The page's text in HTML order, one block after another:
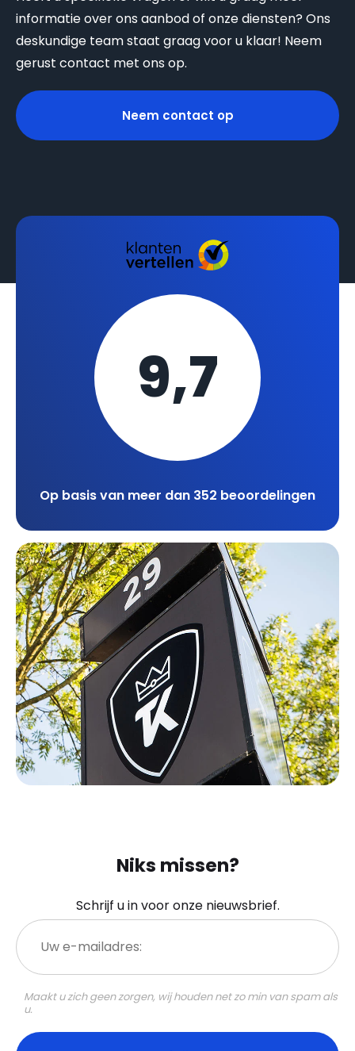
informatie over ons aanbod of onze diensten? Ons
deskundige team staat graag voor u klaar! Neem
gerust contact met ons op.
Neem contact op
9,7
Op basis van meer dan 352 beoordelingen
Niks missen?
Schrijf u in voor onze nieuwsbrief.
Uw
e-
mailadres:
Maakt u zich geen zorgen, wij houden net zo min van spam als
u.